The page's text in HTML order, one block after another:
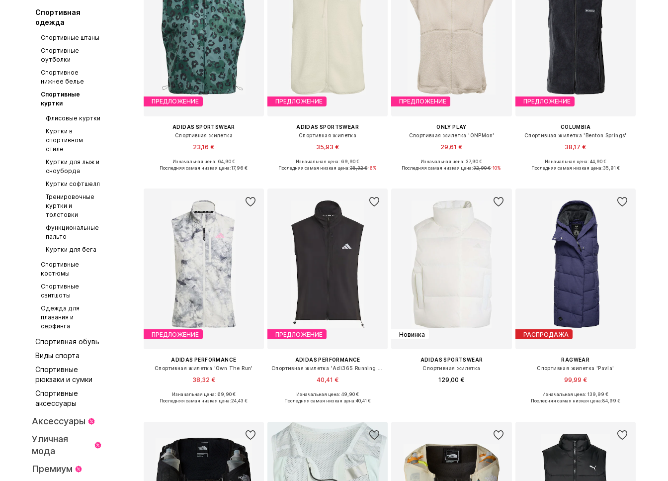
Спортивная
одежда
Спортивные штаны
Спортивные
футболки
Спортивное
нижнее белье
Спортивные
куртки
Флисовые куртки
Куртки в
спортивном
стиле
Куртки для лыж и
сноуборда
Куртки софтшелл
Тренировочные
куртки и
толстовки
Функциональные
пальто
Куртки для бега
Спортивные
костюмы
Спортивные
свитшоты
Одежда для
плавания и
серфинга
Спортивная обувь
Виды спорта
Спортивные
рюкзаки и сумки
Спортивные
аксессуары
Аксессуары
Уличная
мода
Премиум
ПРЕДЛОЖЕНИЕ
ADIDAS SPORTSWEAR
Спортивная жилетка
23,16 €
Изначальная цена: 64,90 €
Последняя самая низкая цена:17,96 €
ПРЕДЛОЖЕНИЕ
ADIDAS SPORTSWEAR
Спортивная жилетка
35,93 €
Доступные размеры: XS, S, M, L, XL
Изначальная цена: 69,90 €
Последняя самая низкая цена:38,32 €-6%
ПРЕДЛОЖЕНИЕ
ONLY PLAY
Спортивная жилетка 'ONPMon'
29,61 €
Доступные размеры: XS, S, M, L, XL
Изначальная цена: 37,90 €
Последняя самая низкая цена:32,90 €-10%
ПРЕДЛОЖЕНИЕ
COLUMBIA
Спортивная жилетка 'Benton Springs'
38,17 €
Доступные размеры: XS, S, M, L, XL
Изначальная цена: 44,90 €
Последняя самая низкая цена:35,91 €
ПРЕДЛОЖЕНИЕ
ADIDAS PERFORMANCE
Спортивная жилетка 'Own The Run'
38,32 €
Изначальная цена: 69,90 €
Последняя самая низкая цена:24,43 €
ПРЕДЛОЖЕНИЕ
ADIDAS PERFORMANCE
40,41 €
Доступные размеры: XS, S, M, L, XL
Изначальная цена: 49,90 €
Последняя самая низкая цена:40,41 €
Новинка
ADIDAS SPORTSWEAR
Спортивная жилетка
129,00 €
РАСПРОДАЖА
RAGWEAR
Спортивная жилетка 'Pavla'
99,99 €
+1
Доступно множество размеров
Изначальная цена: 139,99 €
Последняя самая низкая цена:84,99 €